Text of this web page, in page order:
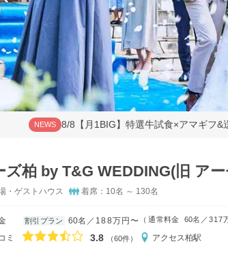
NEWS 8/8【月1BIG】特選牛試食×アマギフ&
ズ柏 by T&G WEDDING(旧 ア
・ゲストハウス 着席：10名 ～ 130名
割引プラン 60名 188万円〜 （ 通常料金 60名 317
ミ 口コミ評価
3.8 （60件） アクセス柏駅